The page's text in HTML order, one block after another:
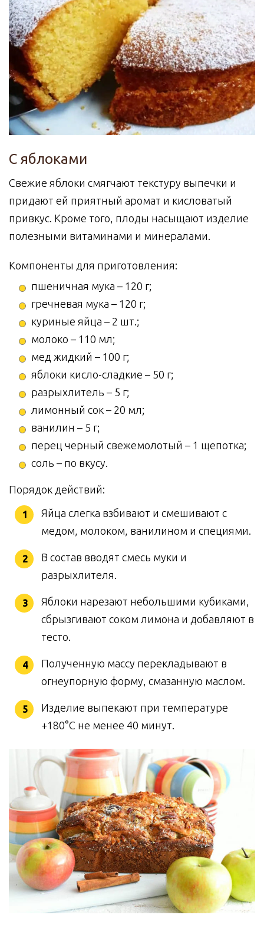
С яблоками
Свежие яблоки смягчают текстуру выпечки и
придают ей приятный аромат и кисловатый
привкус. Кроме того, плоды насыщают изделие
полезными витаминами и минералами.
Компоненты для приготовления:
пшеничная мука – 120 г;
гречневая мука – 120 г;
куриные яйца – 2 шт.;
молоко – 110 мл;
мед жидкий – 100 г;
яблоки кисло-сладкие – 50 г;
разрыхлитель – 5 г;
лимонный сок – 20 мл;
ванилин – 5 г;
перец черный свежемолотый – 1 щепотка;
соль – по вкусу.
Порядок действий:
Яйца слегка взбивают и смешивают с
медом, молоком, ванилином и специями.
В состав вводят смесь муки и
разрыхлителя.
Яблоки нарезают небольшими кубиками,
сбрызгивают соком лимона и добавляют в
тесто.
Полученную массу перекладывают в
огнеупорную форму, смазанную маслом.
Изделие выпекают при температуре
+180°C не менее 40 минут.